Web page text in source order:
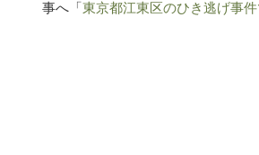
事へ「東京都江東区のひき逃げ事